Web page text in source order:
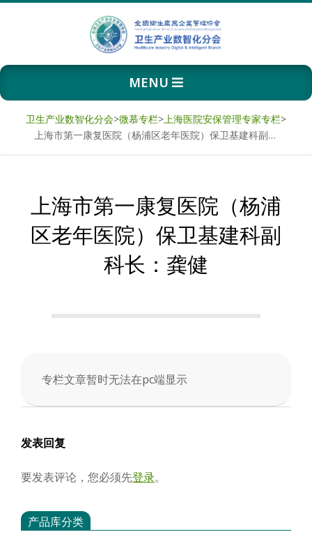
卫
生
产
数
智
Primary
Navigation
MENU
卫生产业数智化分会>微慕专栏>上海医院安保管理专家专栏>
上海市第一康复医院（杨浦区老年医院）保卫基建科副科长：龚健
上海市第一康复医院（杨浦
区老年医院）保卫基建科副
科长：龚健
专栏文章暂时无法在pc端显示
2026-
10
发表回复
要发表评论，您必须先登录。
产品库分类